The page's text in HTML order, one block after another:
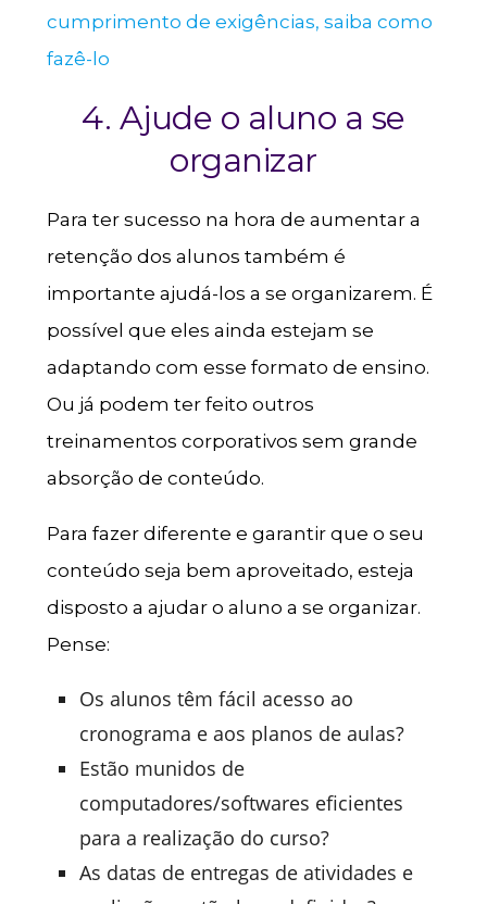
cumprimento de exigências, saiba como
fazê-lo
4. Ajude o aluno a se
organizar
Para ter sucesso na hora de aumentar a
retenção dos alunos também é
importante ajudá-los a se organizarem. É
possível que eles ainda estejam se
adaptando com esse formato de ensino.
Ou já podem ter feito outros
treinamentos corporativos sem grande
absorção de conteúdo.
Para fazer diferente e garantir que o seu
conteúdo seja bem aproveitado, esteja
disposto a ajudar o aluno a se organizar.
Pense:
Os alunos têm fácil acesso ao
cronograma e aos planos de aulas?
Estão munidos de
computadores/softwares eficientes
para a realização do curso?
As datas de entregas de atividades e